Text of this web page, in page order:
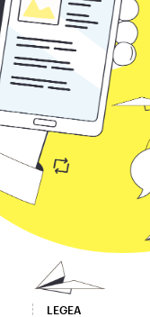
LEGEA